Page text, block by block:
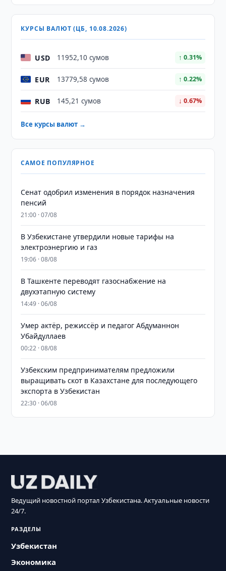
КУРСЫ ВАЛЮТ (ЦБ, 10.08.2026)
USD 11952,10 сумов ↑ 0.31%
EUR 13779,58 сумов ↑ 0.22%
RUB 145,21 сумов ↓ 0.67%
Все курсы валют →
САМОЕ ПОПУЛЯРНОЕ
Сенат одобрил изменения в порядок назначения
пенсий
21:00 · 07/08
В Узбекистане утвердили новые тарифы на
электроэнергию и газ
19:06 · 08/08
В Ташкенте переводят газоснабжение на
двухэтапную систему
14:49 · 06/08
Умер актёр, режиссёр и педагог Абдуманнон
Убайдуллаев
00:22 · 08/08
Узбекским предпринимателям предложили
выращивать скот в Казахстане для последующего
экспорта в Узбекистан
22:30 · 06/08
Ведущий новостной портал Узбекистана. Актуальные новости
24/7.
РАЗДЕЛЫ
Узбекистан
Экономика